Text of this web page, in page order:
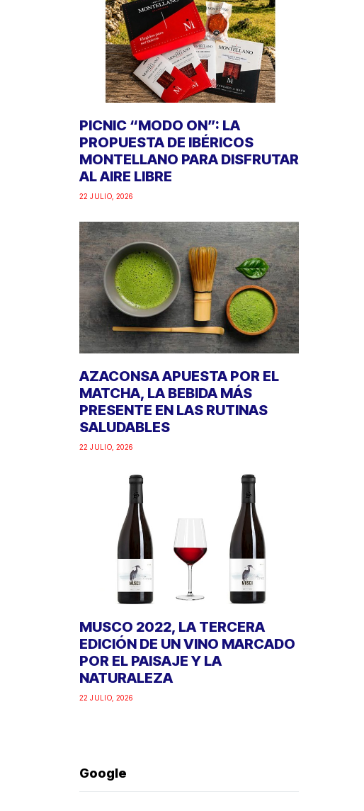
PICNIC “MODO ON”: LA
PROPUESTA DE IBÉRICOS
MONTELLANO PARA DISFRUTAR
AL AIRE LIBRE
22 JULIO, 2026
AZACONSA APUESTA POR EL
MATCHA, LA BEBIDA MÁS
PRESENTE EN LAS RUTINAS
SALUDABLES
22 JULIO, 2026
MUSCO 2022, LA TERCERA
EDICIÓN DE UN VINO MARCADO
POR EL PAISAJE Y LA
NATURALEZA
22 JULIO, 2026
Google